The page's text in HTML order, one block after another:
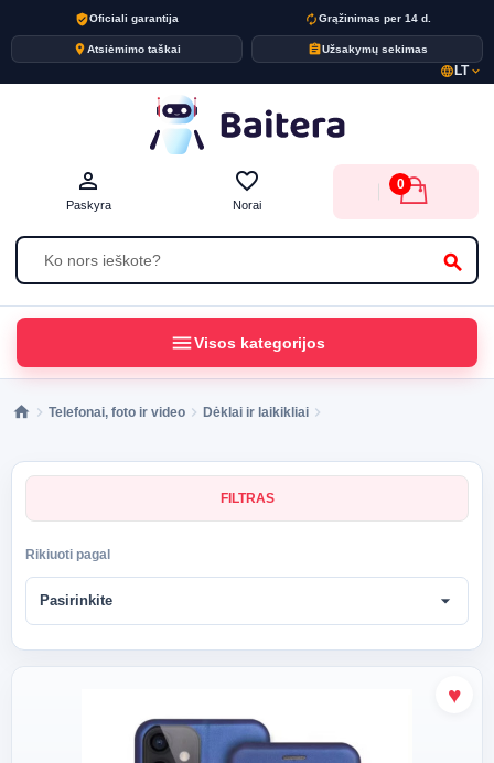
verified_userOficiali garantija autorenewGrąžinimas per 14 d.
placeAtsiėmimo taškai assignmentUžsakymų sekimas
language LTexpand_more
search
person_outline
Paskyra
favorite_border
Norai
0
menuVisos kategorijos
Telefonai, foto ir video Dėklai ir laikikliai
FILTRAS
Rikiuoti pagal
Pasirinkite arrow_drop_down